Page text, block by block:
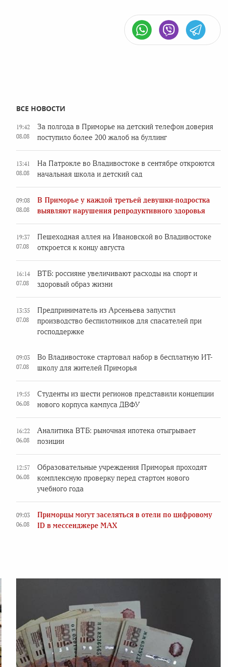
ВСЕ НОВОСТИ
19:42
08.08
За полгода в Приморье на детский телефон доверия
поступило более 200 жалоб на буллинг
13:41
08.08
На Патрокле во Владивостоке в сентябре откроются
начальная школа и детский сад
09:08
08.08
В Приморье у каждой третьей девушки-подростка
выявляют нарушения репродуктивного здоровья
19:37
07.08
Пешеходная аллея на Ивановской во Владивостоке
откроется к концу августа
16:14
07.08
ВТБ: россияне увеличивают расходы на спорт и
здоровый образ жизни
13:35
07.08
Предприниматель из Арсеньева запустил
производство беспилотников для спасателей при
господдержке
09:03
07.08
Во Владивостоке стартовал набор в бесплатную ИТ-
школу для жителей Приморья
19:55
06.08
Студенты из шести регионов представили концепции
нового корпуса кампуса ДВФУ
16:22
06.08
Аналитика ВТБ: рыночная ипотека отыгрывает
позиции
12:57
06.08
Образовательные учреждения Приморья проходят
комплексную проверку перед стартом нового
учебного года
09:03
06.08
Приморцы могут заселяться в отели по цифровому
ID в мессенджере MAX